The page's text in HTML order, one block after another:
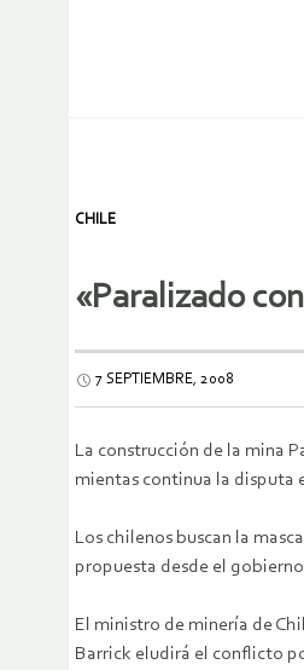
CHILE
«Paralizado
7 SEPTIEMBRE, 2008
La construcción de la mina
mientas continua la disputa
Los chilenos buscan la
propuesta desde el
El ministro de minería de
Barrick eludirá el conflicto